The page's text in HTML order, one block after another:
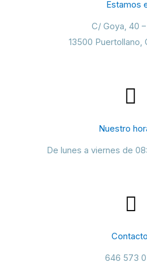
Estamos
C/ Goya, 40
13500 Puertollano,
Nuestro
De lunes a viernes de
646 573